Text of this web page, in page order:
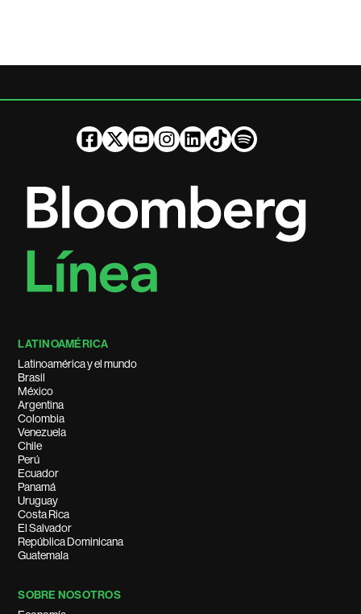
LATINOAMÉRICA
Latinoamérica y el mundo
Brasil
México
Argentina
Colombia
Venezuela
Chile
Perú
Ecuador
Panamá
Uruguay
Costa Rica
El Salvador
República Dominicana
Guatemala
SOBRE NOSOTROS